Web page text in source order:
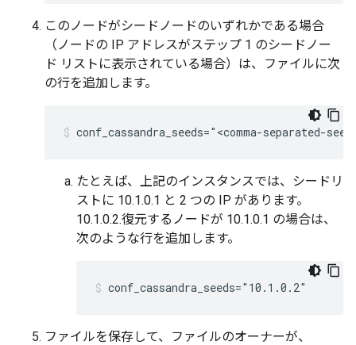
このノードがシードノードのいずれかである場合
（ノードの IP アドレスがステップ 1 のシードノー
ド リストに表示されている場合）は、ファイルに次
の行を追加します。
conf_cassandra_seeds="<comma-separated-
たとえば、上記のインスタンスでは、シードリ
ストに 10.1.0.1 と 2 つの IP があります。
10.1.0.2.復元するノードが 10.1.0.1 の場合は、
次のような行を追加します。
conf_cassandra_seeds="10.1.0.2"
ファイルを保存して、ファイルのオーナーが、